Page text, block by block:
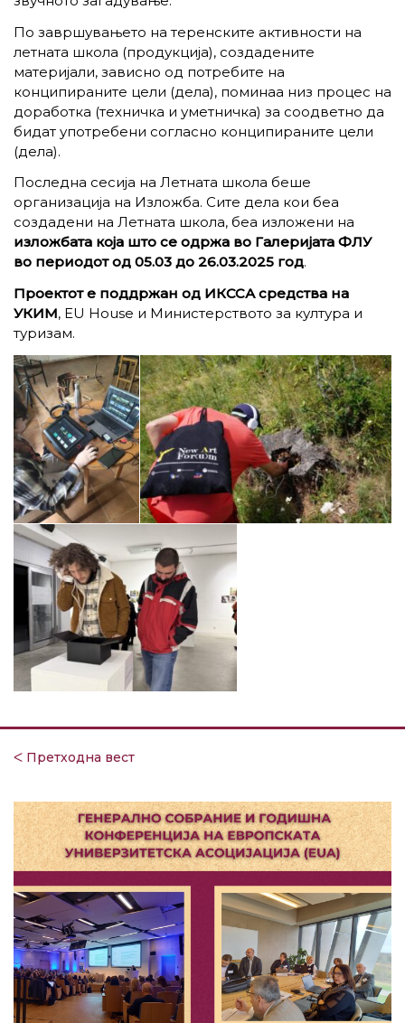
По завршувањето на теренските активности на
летната школа (продукција), создадените
материјали, зависно од потребите на
конципираните цели (дела), поминаа низ процес на
доработка (техничка и уметничка) за соодветно да
бидат употребени согласно конципираните цели
(дела).
Последна сесија на Летната школа беше
организација на Изложба. Сите дела кои беа
создадени на Летната школа, беа изложени на
изложбата која што се одржа во Галеријата ФЛУ
во периодот од 05.03 до 26.03.2025 год.
Проектот е поддржан од ИКССА средства на
УКИМ, EU House и Министерството за култура и
туризам.
ᐸ Претходна вест